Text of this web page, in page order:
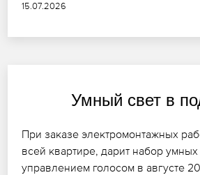
15.07.2026
Умный свет в
При заказе электромонтажных
всей квартире, дарит набор
управлением голосом в августе